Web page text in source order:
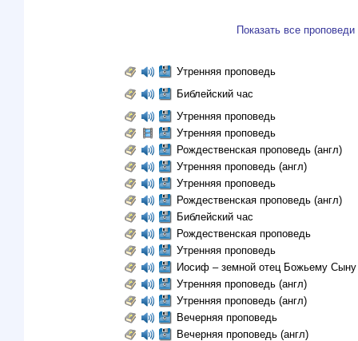
Показать все
Утренняя проповедь
Библейский час
Утренняя проповедь
Утренняя проповедь
Рождественская проповедь (англ)
Утренняя проповедь (англ)
Утренняя проповедь
Рождественская проповедь (англ)
Библейский час
Рождественская проповедь
Утренняя проповедь
Иосиф – земной отец Божьему
Утренняя проповедь (англ)
Утренняя проповедь (англ)
Вечерняя проповедь
Вечерняя проповедь (англ)